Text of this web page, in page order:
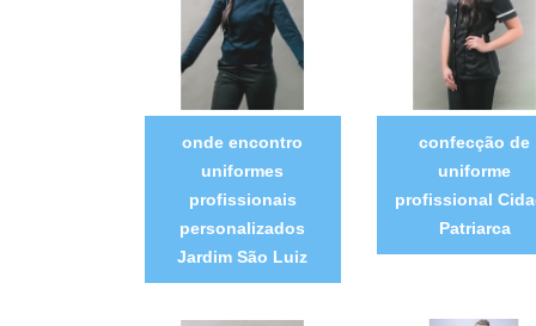
onde encontro
uniformes
profissionais
personalizados
Jardim São Luiz
confecção de
uniforme
profissional
Patriarca